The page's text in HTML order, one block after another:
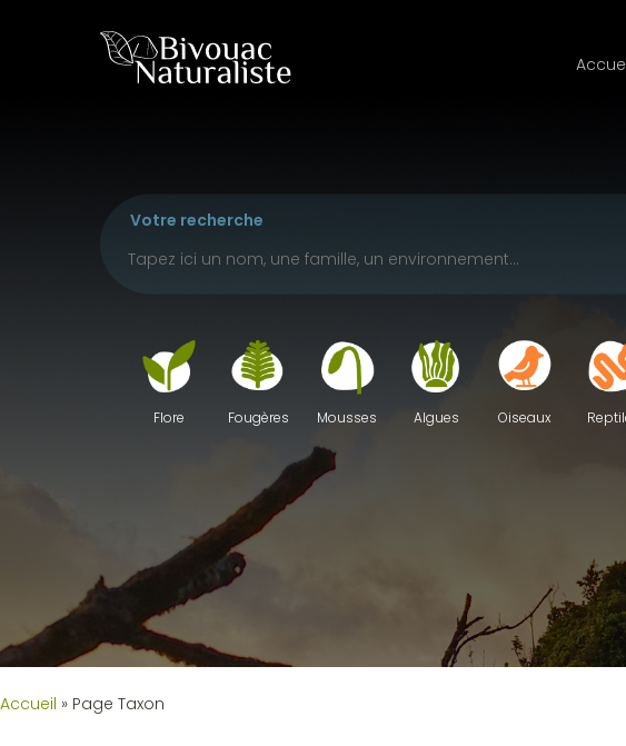
Votre recherche
Flore Fougères Mousses Algues Oiseaux
Accueil » Page Taxon